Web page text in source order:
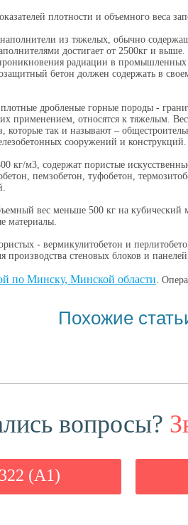
плотности и объемного веса
из тяжелых, обычно
достигает от 2500кг и
радиации в
бетон должен содержать в
дробленые горные породы -
применением, относятся к тяжелым.
которые так и называют –
сооружений и конструкций.
кг/м3, содержат пористые
пемзобетон, туфобетон,
вес меньше 500 кг на кубический
материалы.
- вермикулитобетон и
производства стеновых блоков и
по Минску, Минской области.
Похожие
вопросы?
(А1)